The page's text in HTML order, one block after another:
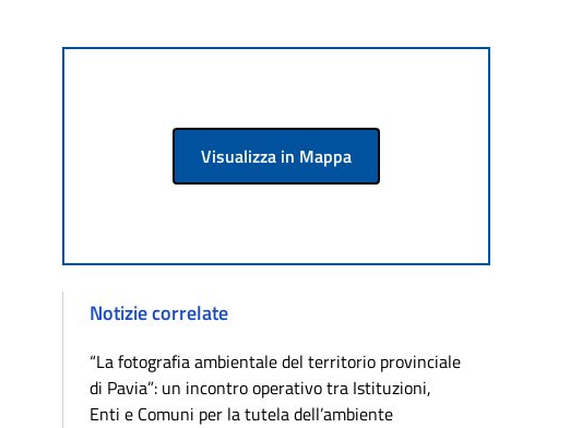
Visualizza in Mappa
Notizie correlate
“La fotografia ambientale del territorio provinciale
di Pavia”: un incontro operativo tra Istituzioni,
Enti e Comuni per la tutela dell’ambiente